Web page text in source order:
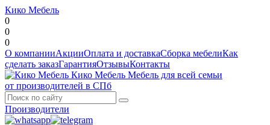
Кико Мебель
0
0
0
О компанииАкцииОплата и доставкаСборка мебелиКак
сделать заказГарантияОтзывыКонтакты
Кико Мебель Мебель для всей семьи
от производителей в СПб
Производители